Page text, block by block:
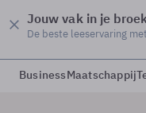
Jouw vak in je
De beste leeservaring
BusinessMaatschappij